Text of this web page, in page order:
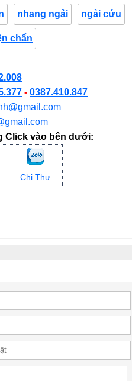
nhang ngải ngải cứu
chẩn
-0387.410.847
Click vào bên dưới:
Chị Thư